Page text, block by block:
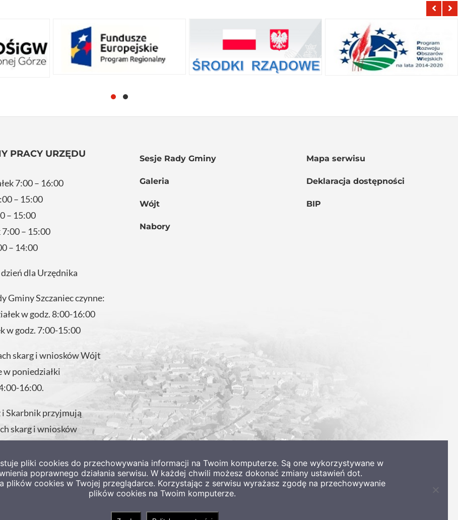
PRACY URZĘDU
7:00 – 16:00
– 15:00
– 15:00
– 15:00
– 14:00
dla Urzędnika
Gminy Szczaniec czynne:
w godz. 8:00-16:00
w godz. 7:00-15:00
skarg i wniosków Wójt
w poniedziałki
16:00.
i Skarbnik przyjmują
skarg i wniosków
Sesje Rady Gminy
Galeria
Wójt
Nabory
Mapa serwisu
Deklaracja dostępności
BIP
pliki cookies do przechowywania informacji na Twoim komputerze. Są one wykorzystywane w
poprawnego działania serwisu. W każdej chwili możesz dokonać zmiany ustawień dot.
plików cookies w Twojej przeglądarce. Korzystając z serwisu wyrażasz zgodę na przechowywanie
plików cookies na Twoim komputerze.